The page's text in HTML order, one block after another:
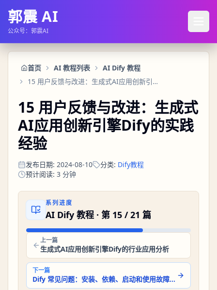
郭震 AI
公众号：郭震AI
首页 AI 教程列表
AI Dify 教程
15 用户反馈与改进：生成式AI应用创新引擎Dify的实践经验
15 用户反馈与改进：生成式
AI应用创新引擎Dify的实践
经验
发布日期: 2024-08-10 分类: Dify教程
预计阅读: 3 分钟
系列进度
AI Dify 教程 · 第 15 /21 篇
上一篇
生成式AI应用创新引擎Dify的行业应用分析
下一篇
Dify 常见问题：安装、依赖、启动和使用故障解决